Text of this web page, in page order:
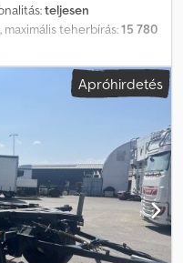
teljesen
, maximális teherbírás:15 780
, Fruehauf BDF pótkocsi /
kg Súlya 3220 kg
Légrugózás Pót gumi
Dsdpfx Aozrw Tvjfajkr
Apróhirdetés